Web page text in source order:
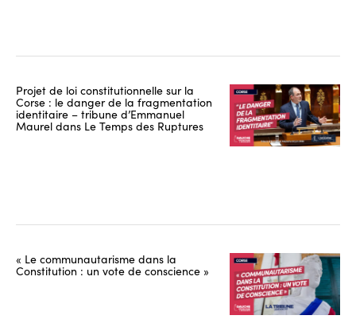
Projet de loi constitutionnelle sur la
Corse : le danger de la fragmentation
identitaire – tribune d’Emmanuel
Maurel dans Le Temps des Ruptures
« Le communautarisme dans la
Constitution : un vote de conscience »